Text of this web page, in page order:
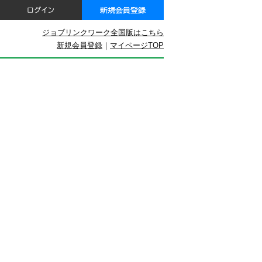
ジョブリンクワーク全国版はこちら
マイページTOP
新規会員登録 ｜